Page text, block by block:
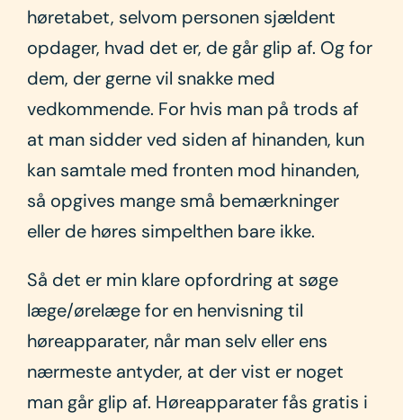
høretabet, selvom personen sjældent
opdager, hvad det er, de går glip af. Og for
dem, der gerne vil snakke med
vedkommende. For hvis man på trods af
at man sidder ved siden af hinanden, kun
kan samtale med fronten mod hinanden,
så opgives mange små bemærkninger
eller de høres simpelthen bare ikke.
Så det er min klare opfordring at søge
læge/ørelæge for en henvisning til
høreapparater, når man selv eller ens
nærmeste antyder, at der vist er noget
man går glip af. Høreapparater fås gratis i